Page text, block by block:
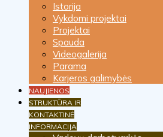
Istorija
Vykdomi projektai
Projektai
Spauda
Videogalerija
Parama
Karjeros galimybės
NAUJIENOS
STRUKTŪRA IR
KONTAKTINĖ
INFORMACIJA